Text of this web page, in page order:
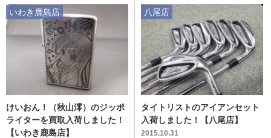
けいおん！（秋山澪）のジッポ
ライターを買取入荷しました！
【いわき鹿島店】
いわき鹿島店
タイトリストのアイアンセット
入荷しました！【八尾店】
2015.10.31
八尾店